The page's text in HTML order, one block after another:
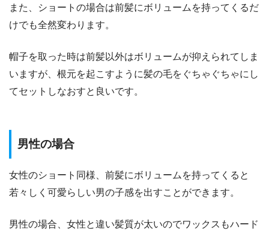
また、ショートの場合は前髪にボリュームを持ってくるだ
けでも全然変わります。
帽子を取った時は前髪以外はボリュームが抑えられてしま
いますが、根元を起こすように髪の毛をぐちゃぐちゃにし
てセットしなおすと良いです。
男性の場合
女性のショート同様、前髪にボリュームを持ってくると
若々しく可愛らしい男の子感を出すことができます。
男性の場合、女性と違い髪質が太いのでワックスもハード